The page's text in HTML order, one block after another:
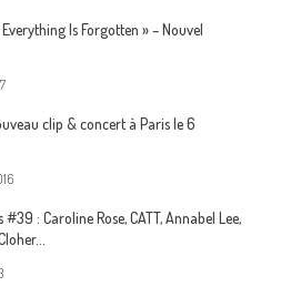
Everything Is Forgotten » – Nouvel
clip & concert à Paris le 6
: Caroline Rose, CATT, Annabel Lee,